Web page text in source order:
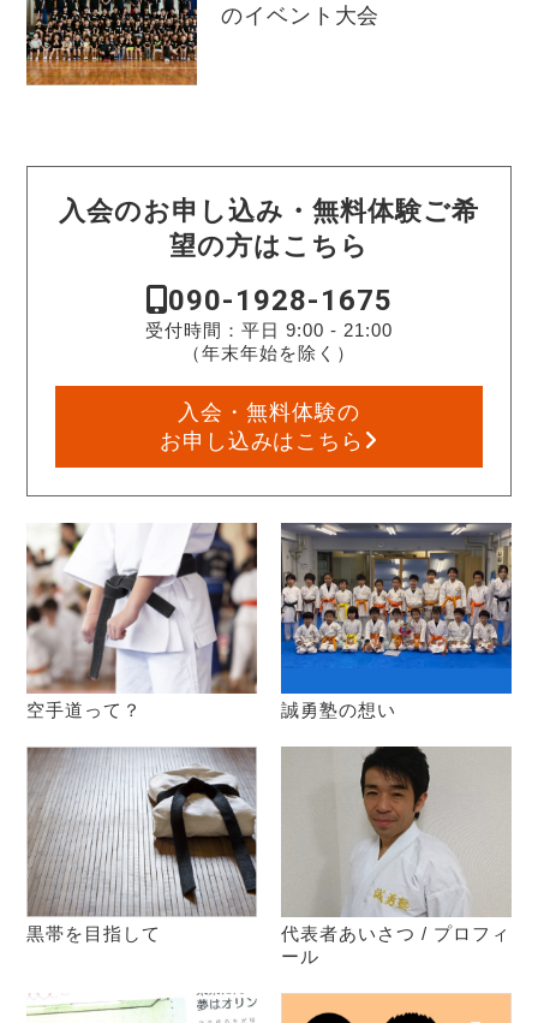
のイベント大会
入会のお申し込み・無料体験ご希
望の方はこちら
090-1928-1675
受付時間：平日 9:00 - 21:00
（年末年始を除く）
入会・無料体験の
お申し込みはこちら
空手道って？ 誠勇塾の想い
黒帯を目指して
代表者あいさつ / プロフィ
ール